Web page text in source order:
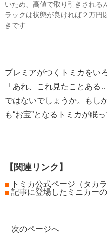
いため、高値で取り引きされる
ラックは状態が良ければ２万円
きです
プレミアがつくトミカをい
「あれ、これ見たことあ
ではないでしょうか。もし
も“お宝”となるトミカが眠
【関連リンク】
トミカ公式ページ（タカ
記事に登場したミニカー
次のページへ